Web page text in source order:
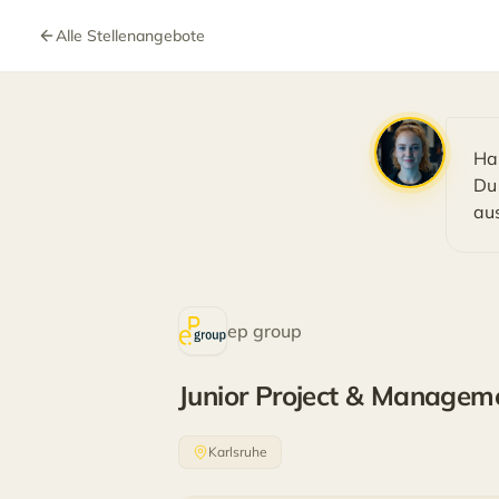
Alle Stellenangebote
ep group
Junior Project &
Karlsruhe